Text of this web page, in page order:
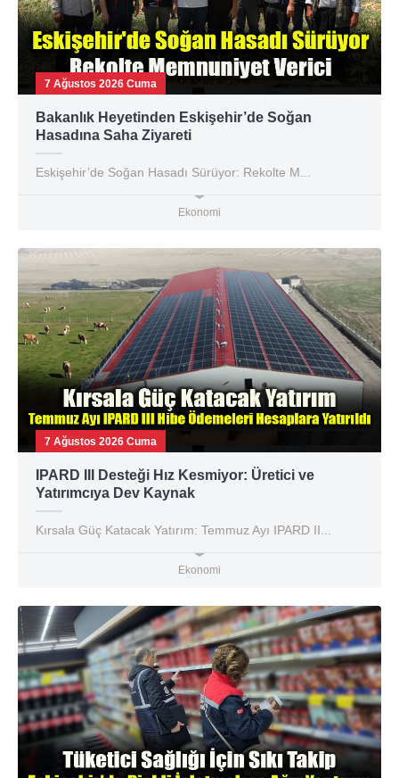
7 Ağustos 2026 Cuma
Bakanlık Heyetinden Eskişehir’de Soğan
Hasadına Saha Ziyareti
Eskişehir’de Soğan Hasadı Sürüyor: Rekolte M...
Ekonomi
7 Ağustos 2026 Cuma
IPARD III Desteği Hız Kesmiyor: Üretici ve
Yatırımcıya Dev Kaynak
Kırsala Güç Katacak Yatırım: Temmuz Ayı IPARD II...
Ekonomi